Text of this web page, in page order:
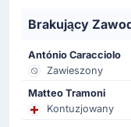
Trener
Junior Messias
61'
Zmiana
Brakujący
António Caracciolo
Zawieszony
Matteo Tramoni
Kontuzjowany